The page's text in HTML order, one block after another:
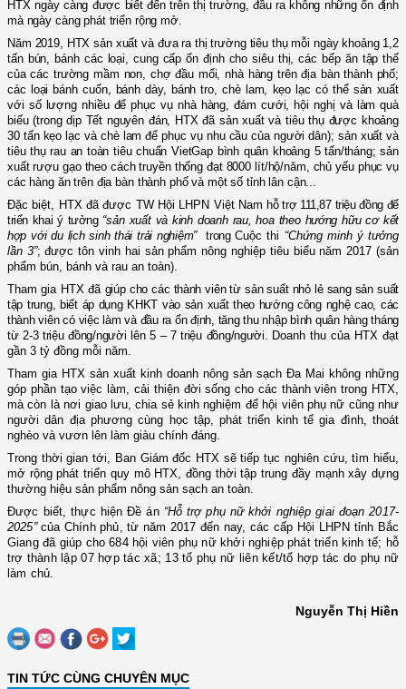
HTX ngày càng được biết đến trên thị trường, đầu ra không những ổn định
mà ngày càng phát triển rộng mở.
Năm 2019, HTX sản xuất và đưa ra thị trường tiêu thụ mỗi ngày khoảng 1,2
tấn bún, bánh các loại, cung cấp ổn định cho siêu thị, các bếp ăn tập thế
của các trường mầm non, chợ đầu mối, nhà hàng trên địa bàn thành phố;
các loại bánh cuốn, bánh dày, bánh tro, chè lam, kẹo lạc có thể sản xuất
với số lượng nhiều để phục vụ nhà hàng, đám cưới, hội nghị và làm quà
biếu (trong dịp Tết nguyên đán, HTX đã sản xuất và tiêu thụ được khoảng
30 tấn kẹo lạc và chè lam để phục vụ nhu cầu của người dân); sản xuất và
tiêu thụ rau an toàn tiêu chuẩn VietGap bình quân khoảng 5 tấn/tháng; sản
xuất rượu gạo theo cách truyền thống đạt 8000 lít/hộ/năm, chủ yếu phục vụ
các hàng ăn trên địa bàn thành phố và một số tỉnh lân cận...
Đặc biệt, HTX đã được TW Hội LHPN Việt Nam hỗ trợ 111,87 triệu đồng để
triển khai ý tưởng “sản xuất và kinh doanh rau, hoa theo hướng hữu cơ kết
hợp với du lịch sinh thái trải nghiệm” trongCuộc thi “Chứng minh ý tưởng
lần 3”; được tôn vinh hai sản phẩm nông nghiệp tiêu biểu năm 2017 (sản
phẩm bún, bánh và rau an toàn).
Tham gia HTX đã giúp cho các thành viên từ sản suất nhỏ lẻ sang sản suất
tập trung, biết áp dụng KHKT vào sản xuất theo hướng công nghệ cao, các
thành viên có việc làm và đầu ra ổn định, tăng thu nhập bình quân hàng tháng
từ 2-3 triệu đồng/người lên 5 – 7 triệu đồng/người. Doanh thu của HTX đạt
gần 3 tỷ đồng mỗi năm.
Tham giaHTX sản xuất kinh doanh nông sản sạch Đa Mai không những
góp phần tạo việc làm, cải thiện đời sống cho các thành viên trong HTX,
mà còn là nơi giao lưu, chia sẻ kinh nghiệm để hội viên phụ nữ cũng như
người dân địa phương cùng học tập, phát triển kinh tế gia đình, thoát
nghèo và vươn lên làm giàu chính đáng.
Trong thời gian tới, Ban Giám đốc HTX sẽ tiếp tục nghiên cứu, tìm hiểu,
mở rộng phát triển quy mô HTX, đồng thời tập trung đầy mạnh xây dựng
thường hiệu sản phẩm nông sản sạch an toàn.
Được biết, thực hiện Đề án “Hỗ trợ phụ nữ khởi nghiệp giai đoạn 2017-
2025”của Chính phủ, từ năm 2017 đến nay, các cấp Hội LHPN tỉnh Bắc
Giang đã giúp cho 684 hội viên phụ nữ khởi nghiệp phát triển kinh tế; hỗ
trợ thành lập 07 hợp tác xã; 13 tổ phụ nữ liên kết/tổ hợp tác do phụ nữ
làm chủ.
Nguyễn Thị Hiền
TIN TỨC CÙNG CHUYÊN MỤC